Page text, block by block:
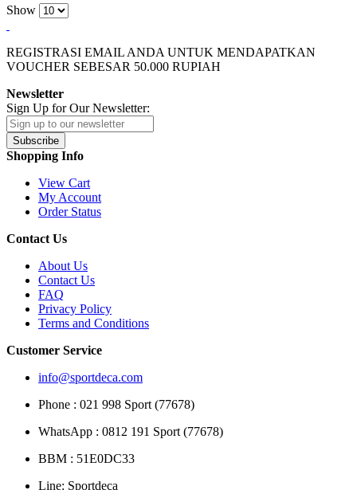
Show
REGISTRASI EMAIL ANDA UNTUK MENDAPATKAN
VOUCHER SEBESAR 50.000 RUPIAH
Newsletter
Sign Up for Our Newsletter:
Subscribe
Shopping Info
View Cart
My Account
Order Status
Contact Us
About Us
Contact Us
FAQ
Privacy Policy
Terms and Conditions
Customer Service
info@sportdeca.com
Phone : 021 998 Sport (77678)
WhatsApp : 0812 191 Sport (77678)
BBM : 51E0DC33
Line: Sportdeca